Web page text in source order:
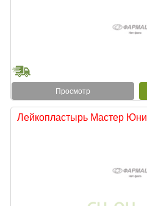
Просмотр
Лейкопластырь Мастер